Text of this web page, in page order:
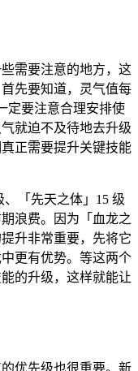
需要注意的地方，这
先要知道，灵气值每
定要注意合理安排使
就迫不及待地去升级
正需要提升关键技能
「先天之体」15 级
浪费。因为「血龙之
升非常重要，先将它
更有优势。等这两个
的升级，这样就能让